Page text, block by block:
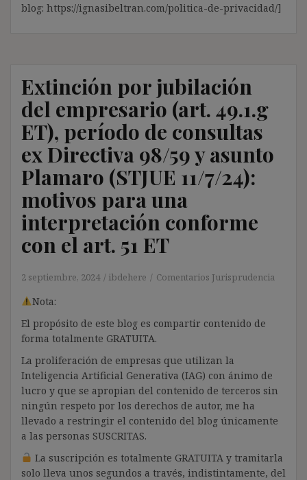
blog: https://ignasibeltran.com/politica-de-privacidad/]
Extinción por jubilación
del empresario (art. 49.1.g
ET), período de consultas
ex Directiva 98/59 y asunto
Plamaro (STJUE 11/7/24):
motivos para una
interpretación conforme
con el art. 51 ET
2 septiembre, 2024 ibdehere Comentarios Jurisprudencia
Nota:
El propósito de este blog es compartir contenido de
forma totalmente GRATUITA.
La proliferación de empresas que utilizan la
Inteligencia Artificial Generativa (IAG) con ánimo de
lucro y que se apropian del contenido de terceros sin
ningún respeto por los derechos de autor, me ha
llevado a restringir el contenido del blog únicamente
a las personas SUSCRITAS.
La suscripción es totalmente GRATUITA y tramitarla
solo lleva unos segundos a través, indistintamente, del